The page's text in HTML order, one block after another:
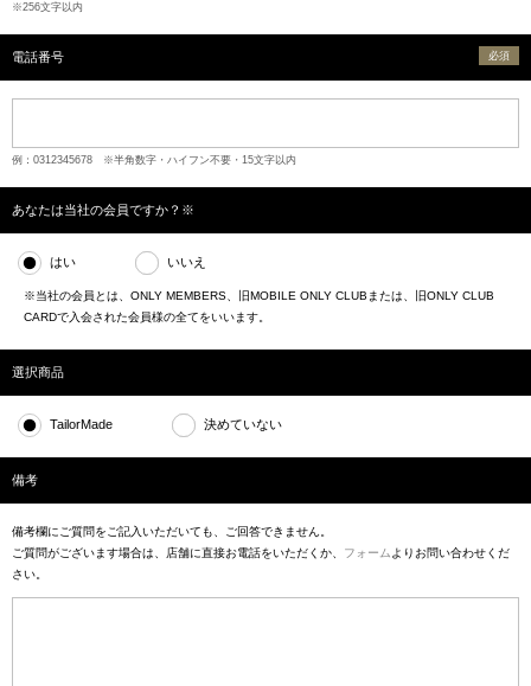
※256文字以内
電話番号 必須
例：0312345678 ※半角数字・ハイフン不要・15文字以内
あなたは当社の会員ですか？※
はい いいえ
※当社の会員とは、ONLY MEMBERS、旧MOBILE ONLY CLUBまたは、旧ONLY CLUB
CARDで入会された会員様の全てをいいます。
選択商品
TailorMade 決めていない
備考
備考欄にご質問をご記入いただいても、ご回答できません。
ご質問がございます場合は、店舗に直接お電話をいただくか、 フォーム よりお問い合わせくだ
さい。